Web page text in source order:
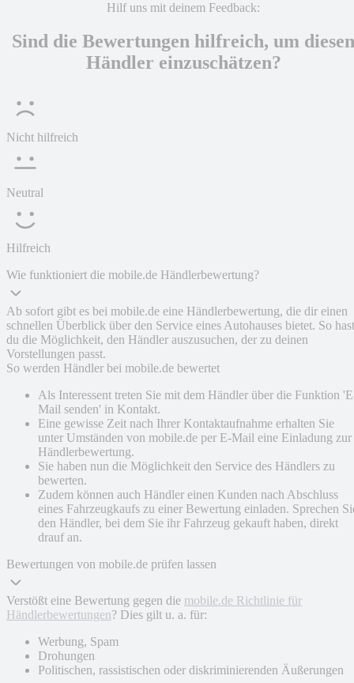
Hilf uns mit deinem Feedback:
Sind die Bewertungen hilfreich, um diesen
Händler einzuschätzen?
Nicht hilfreich
Neutral
Hilfreich
Wie funktioniert die mobile.de Händlerbewertung?
Ab sofort gibt es bei mobile.de eine Händlerbewertung, die dir einen
schnellen Überblick über den Service eines Autohauses bietet. So hast
du die Möglichkeit, den Händler auszusuchen, der zu deinen
Vorstellungen passt.
So werden Händler bei mobile.de bewertet
Als Interessent treten Sie mit dem Händler über die Funktion
Mail senden' in Kontakt.
Eine gewisse Zeit nach Ihrer Kontaktaufnahme erhalten Sie
unter Umständen von mobile.de per E-Mail eine Einladung zur
Händlerbewertung.
Sie haben nun die Möglichkeit den Service des Händlers zu
bewerten.
Zudem können auch Händler einen Kunden nach Abschluss
eines Fahrzeugkaufs zu einer Bewertung einladen. Sprechen
den Händler, bei dem Sie ihr Fahrzeug gekauft haben, direkt
drauf an.
Bewertungen von mobile.de prüfen lassen
Verstößt eine Bewertung gegen die mobile.de Richtlinie für
Händlerbewertungen? Dies gilt u. a. für:
Werbung, Spam
Drohungen
Politischen, rassistischen oder diskriminierenden Äußerungen